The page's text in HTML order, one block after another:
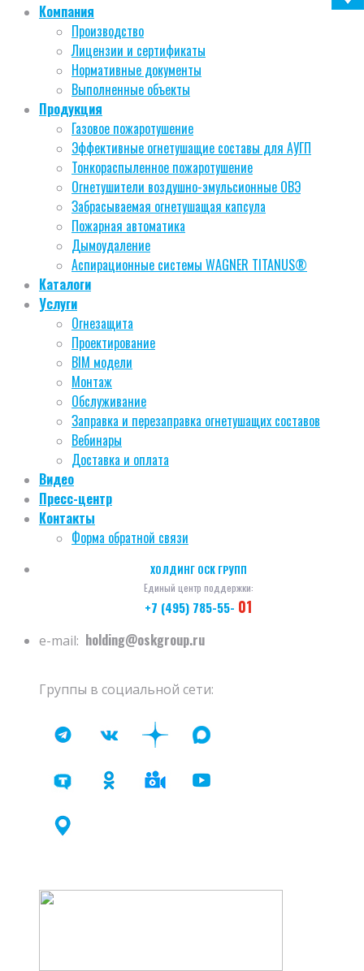
Компания
Производство
Лицензии и сертификаты
Нормативные документы
Выполненные объекты
Продукция
Газовое пожаротушение
Эффективные огнетушащие составы для АУГП
Тонкораспыленное пожаротушение
Огнетушители воздушно-эмульсионные ОВЭ
Забрасываемая огнетушащая капсула
Пожарная автоматика
Дымоудаление
Аспирационные системы WAGNER TITANUS®
Каталоги
Услуги
Огнезащита
Проектирование
BIM модели
Монтаж
Обслуживание
Заправка и перезаправка огнетушащих составов
Вебинары
Доставка и оплата
Видео
Пресс-центр
Контакты
Форма обратной связи
ХОЛДИНГ ОСК ГРУПП
Единый центр поддержки:
+7 (495) 785-55- 01
e-mail: holding@oskgroup.ru
Группы в социальной сети: